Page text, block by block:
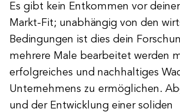
Es gibt kein Entkommen vor
Markt-Fit; unabhängig von den
Bedingungen ist dies dein
mehrere Male bearbeitet werden
erfolgreiches und nachhaltiges
Unternehmens zu ermöglichen.
und der Entwicklung einer soliden